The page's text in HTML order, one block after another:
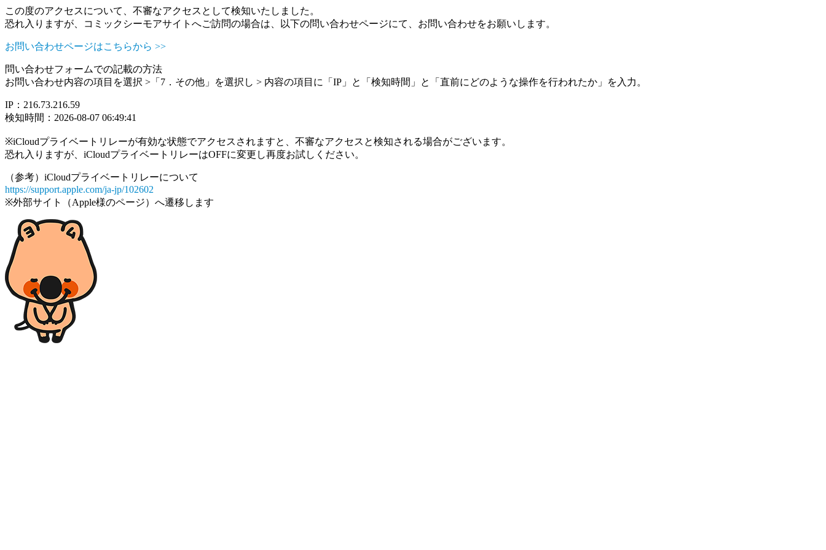
この度のアクセスについて、不審なアクセスとして検知いたしました。
恐れ入りますが、コミックシーモアサイトへご訪問の場合は、以下の問い合わせページにて、お問い合わせをお願いします。
お問い合わせページはこちらから >>
問い合わせフォームでの記載の方法
お問い合わせ内容の項目を選択 >「7．その他」を選択し > 内容の項目に「IP」と「検知時間」と「直前にどのような操作を行われたか」を入力。
IP：216.73.216.59
検知時間：2026-08-07 06:49:41
※iCloudプライベートリレーが有効な状態でアクセスされますと、不審なアクセスと検知される場合がございます。
恐れ入りますが、iCloudプライベートリレーはOFFに変更し再度お試しください。
（参考）iCloudプライベートリレーについて
https://support.apple.com/ja-jp/102602
※外部サイト（Apple様のページ）へ遷移します